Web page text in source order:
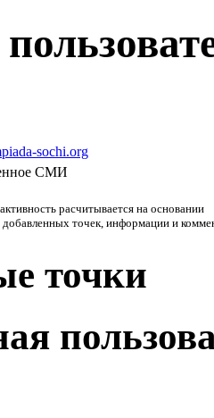
sochi.org
СМИ
расчитывается на основании
добавленных точек, информации и
точки